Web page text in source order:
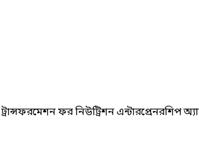
ফর নিউট্রিশন এন্টারপ্রেনরশিপ